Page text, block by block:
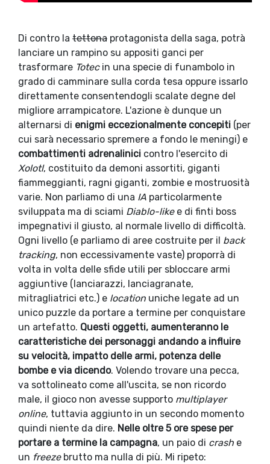
Di contro la tettona protagonista della saga, potrà
lanciare un rampino su appositi ganci per
trasformare Totec in una specie di funambolo in
grado di camminare sulla corda tesa oppure issarlo
direttamente consentendogli scalate degne del
migliore arrampicatore. L'azione è dunque un
alternarsi di enigmi eccezionalmente concepiti (per
cui sarà necessario spremere a fondo le meningi) e
combattimenti adrenalinici contro l'esercito di
Xolotl, costituito da demoni assortiti, giganti
fiammeggianti, ragni giganti, zombie e mostruosità
varie. Non parliamo di una IA particolarmente
sviluppata ma di sciami Diablo-likee di finti boss
impegnativi il giusto, al normale livello di difficoltà.
Ogni livello (e parliamo di aree costruite per il back
tracking, non eccessivamente vaste) proporrà di
volta in volta delle sfide utili per sbloccare armi
aggiuntive (lanciarazzi, lanciagranate,
mitragliatrici etc.) e location uniche legate ad un
unico puzzle da portare a termine per conquistare
un artefatto. Questi oggetti, aumenteranno le
caratteristiche dei personaggi andando a influire
su velocità, impatto delle armi, potenza delle
bombe e via dicendo. Volendo trovare una pecca,
va sottolineato come all'uscita, se non ricordo
male, il gioco non avesse supporto multiplayer
online, tuttavia aggiunto in un secondo momento
quindi niente da dire. Nelle oltre 5 ore spese per
portare a termine la campagna, un paio di crash e
un freeze brutto ma nulla di più. Mi ripeto: